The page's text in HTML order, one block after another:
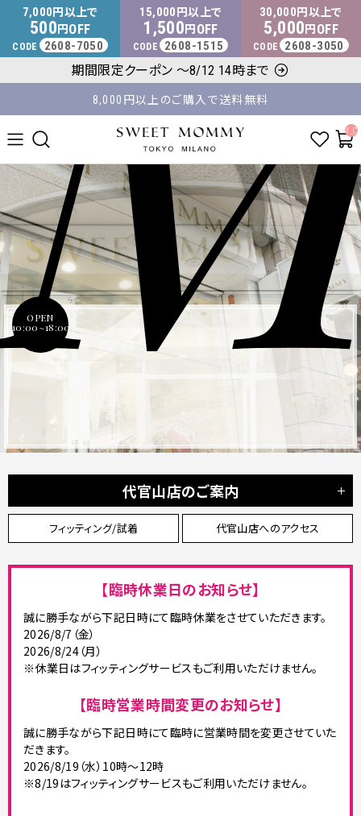
マタニティウェア・授乳服のスウィートマミー
7,000円以上で
500円OFF
CODE 2608-7050
15,000 円以上で
1,500 円 OFF
CODE 2608-1515
30,000 円以上で
5,000 円 OFF
CODE 2608-3050
期間限定クーポン ～8/12 14時まで
8,000円以上のご購入で送料無料
平日14時 / 土日祝12時まで のご注文で当日出荷！
OPEN
10:00~18:00
代官山店のご案内
フィッティング/試着 代官山店へのアクセス
【臨時休業日のお知らせ】
誠に勝手ながら下記日時にて臨時休業をさせていただきます。
2026/8/7（金）
2026/8/24（月）
※休業日はフィッティングサービスもご利用いただけません。
【臨時営業時間変更のお知らせ】
誠に勝手ながら下記日時にて臨時に営業時間を変更させていた
だきます。
2026/8/19（水）10時～12時
※8/19はフィッティングサービスもご利用いただけません。